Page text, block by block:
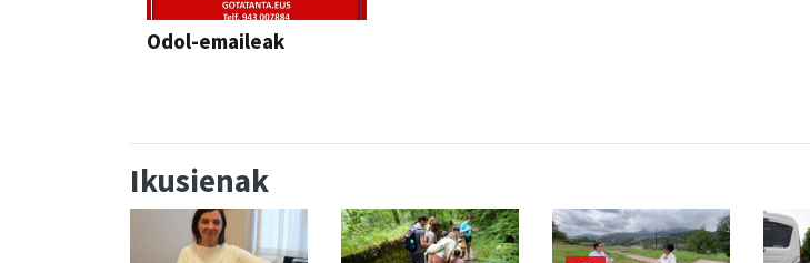
Odol-emaileak
Ikusienak